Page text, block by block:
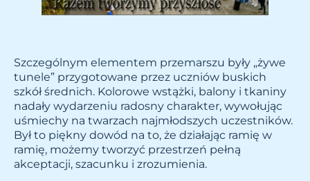
Szczególnym elementem przemarszu były „żywe
tunele” przygotowane przez uczniów buskich
szkół średnich. Kolorowe wstążki, balony i tkaniny
nadały wydarzeniu radosny charakter, wywołując
uśmiechy na twarzach najmłodszych uczestników.
Był to piękny dowód na to, że działając ramię w
ramię, możemy tworzyć przestrzeń pełną
akceptacji, szacunku i zrozumienia.